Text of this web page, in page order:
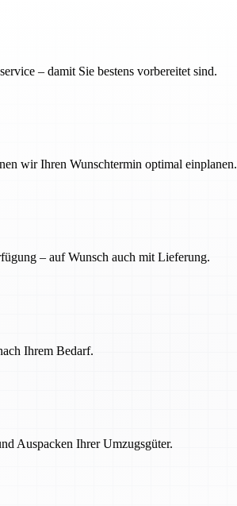
– damit Sie bestens vorbereitet sind.
wir Ihren Wunschtermin optimal einplanen.
– auf Wunsch auch mit Lieferung.
Ihrem Bedarf.
Auspacken Ihrer Umzugsgüter.